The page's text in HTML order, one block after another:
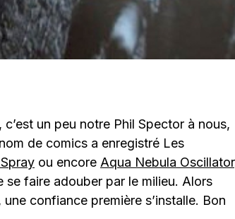
un peu notre Phil Spector à nous,
de comics a enregistré Les
ou encore Aqua Nebula Oscillator
se faire adouber par le milieu. Alors
confiance première s’installe. Bon